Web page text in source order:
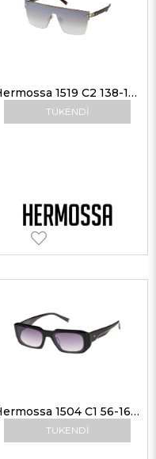
TÜKENDI
Hermossa 1519 C2 138-145 Kadın Güneş Gözlükleri
TÜKENDI
Hermossa 1504 C1 56-16 Güneş Gözlüğü